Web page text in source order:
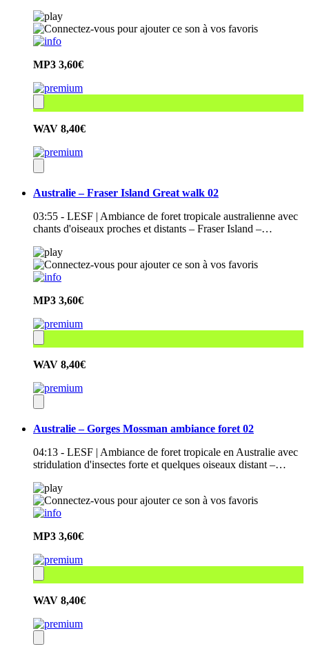
MP3 3,60€
WAV 8,40€
Australie – Fraser Island Great walk 02
03:55 - LESF | Ambiance de foret tropicale australienne avec
chants d'oiseaux proches et distants – Fraser Island –…
MP3 3,60€
WAV 8,40€
Australie – Gorges Mossman ambiance foret 02
04:13 - LESF | Ambiance de foret tropicale en Australie avec
stridulation d'insectes forte et quelques oiseaux distant –…
MP3 3,60€
WAV 8,40€